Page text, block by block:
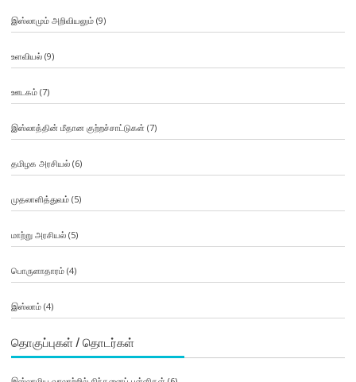
இஸ்லாமும் அறிவியலும்(9)
உளவியல்(9)
ஊடகம்(7)
இஸ்லாத்தின் மீதான குற்றச்சாட்டுகள் (7)
தமிழக அரசியல்(6)
முதலாளித்துவம்(5)
மாற்று அரசியல்(5)
பொருளாதாரம்(4)
இஸ்லாம்(4)
தொகுப்புகள் / தொடர்கள்